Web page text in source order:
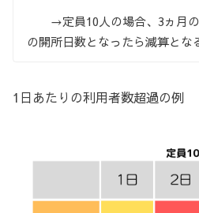
→定員10人の場合、3ヵ月の
の開所日数となったら減算とな
1日あたりの利用者数超過の例